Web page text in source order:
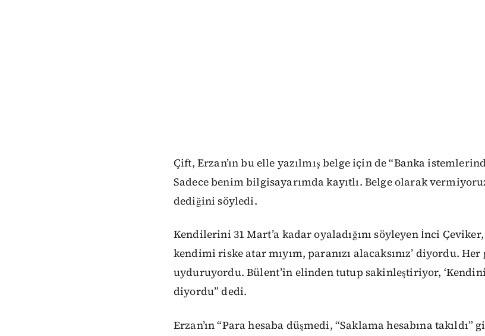
Çift, Erzan’ın bu elle yazılmış belge için de “Banka
Sadece benim bilgisayarımda kayıtlı. Belge olarak
dediğini söyledi.
Kendilerini 31 Mart’a kadar oyaladığını söyleyen İnci
kendimi riske atar mıyım, paranızı alacaksınız’ diyordu.
uyduruyordu. Bülent’in elinden tutup sakinleştiriyor,
diyordu” dedi.
Erzan’ın “Para hesaba düşmedi, “Saklama hesabına